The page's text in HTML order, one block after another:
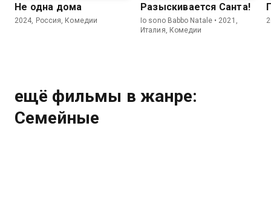
Не одна дома
2024, Россия, Комедии
Разыскивается Санта!
Io sono Babbo Natale • 2021,
Италия, Комедии
ещё фильмы в жанре:
Семейные